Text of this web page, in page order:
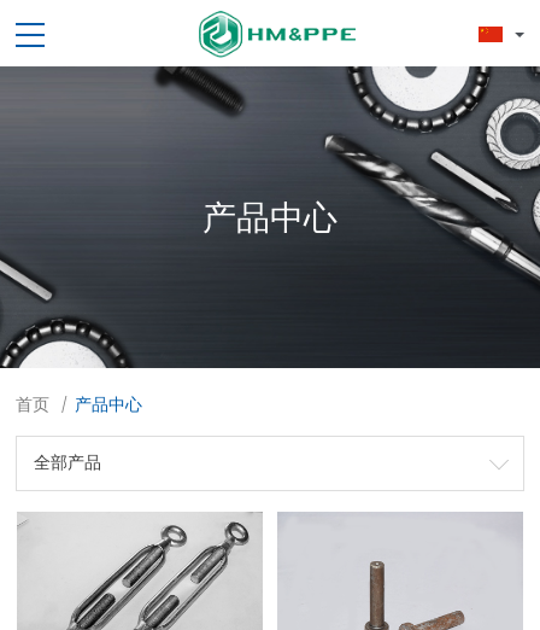
产品中心
首页 / 产品中心
全部产品
劳保用品
焊接配件、焊接易耗品
钢材
焊接材料
测量计量工具
切割器械及器材
紧固件
吊索具